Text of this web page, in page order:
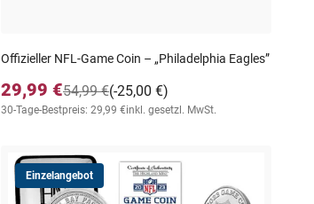
Offizieller NFL-Game Coin – „Philadelphia Eagles”
29,99 € (-25,00 €)
54,99 €
30-Tage-Bestpreis: 29,99 €inkl. gesetzl. MwSt.
Einzelangebot